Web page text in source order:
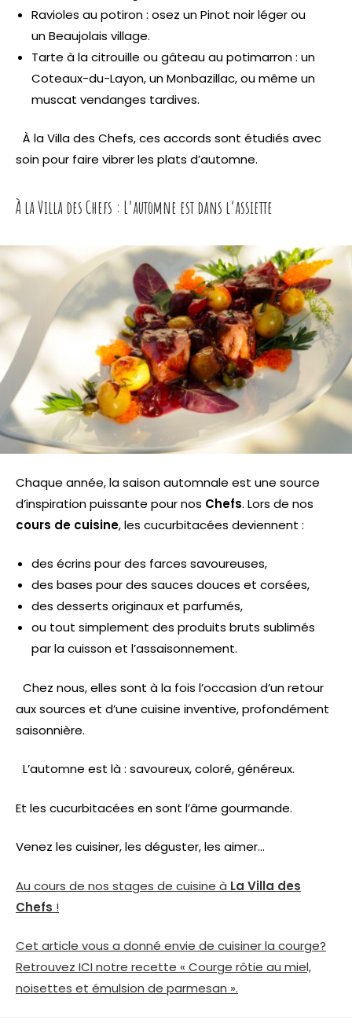
Ravioles au potiron : osez un Pinot noir léger ou
un Beaujolais village.
Tarte à la citrouille ou gâteau au potimarron : un
Coteaux-du-Layon, un Monbazillac, ou même un
muscat vendanges tardives.
À la Villa des Chefs, ces accords sont étudiés avec
soin pour faire vibrer les plats d’automne.
À la Villa des Chefs : L’automne est dans l’assiette
Chaque année, la saison automnale est une source
d’inspiration puissante pour nos Chefs. Lors de nos
cours de cuisine, les cucurbitacées deviennent :
des écrins pour des farces savoureuses,
des bases pour des sauces douces et corsées,
des desserts originaux et parfumés,
ou tout simplement des produits bruts sublimés
par la cuisson et l’assaisonnement.
Chez nous, elles sont à la fois l’occasion d’un retour
aux sources et d’une cuisine inventive, profondément
saisonnière.
L’automne est là : savoureux, coloré, généreux.
Et les cucurbitacées en sont l’âme gourmande.
Venez les cuisiner, les déguster, les aimer…
Au cours de nos stages de cuisine à La Villa des
Chefs !
Cet article vous a donné envie de cuisiner la courge?
Retrouvez ICI notre recette « Courge rôtie au miel,
noisettes et émulsion de parmesan ».